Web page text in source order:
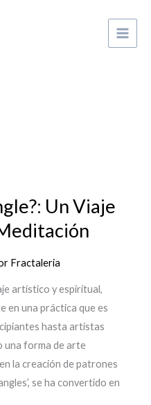
Un Viaje
Fractaleria
artístico y espiritual,
en una práctica que es
hasta artistas
una forma de arte
la creación de patrones
se ha convertido en